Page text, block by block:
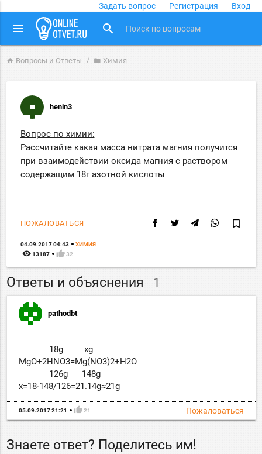
Задать вопрос Регистрация Вход
menu search
home Вопросы и Ответы folder Химия
henin3
Вопрос по химии:
Рассчитайте какая масса нитрата магния получится
при взаимодействии оксида магния с раствором
содержащим 18г азотной кислоты
ПОЖАЛОВАТЬСЯ bookmark_border
04.09.2017 04:43 ХИМИЯ
remove_red_eye 13187 thumb_up 32
Ответы и объяснения 1
pathodbt
18g xg
MgO+2HNO3=Mg(NO3)2+H2O
126g 148g
x=18·148/126=21.14g≈21g
Пожаловаться
05.09.2017 21:21 thumb_up 21
Знаете ответ? Поделитесь им!